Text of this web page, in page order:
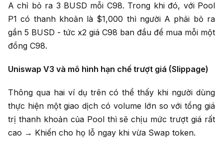
A chỉ bỏ ra 3 BUSD mỗi C98. Trong khi đó, với Pool
P1 có thanh khoản là $1,000 thì người A phải bỏ ra
gần 5 BUSD - tức x2 giá C98 ban đầu để mua mỗi một
đồng C98.
Uniswap V3 và mô hình hạn chế trượt giá (Slippage)
Thông qua hai ví dụ trên có thể thấy khi người dùng
thực hiện một giao dịch có volume lớn so với tổng giá
trị thanh khoản của Pool thì sẽ chịu mức trượt giá rất
cao → Khiến cho họ lỗ ngay khi vừa Swap token.